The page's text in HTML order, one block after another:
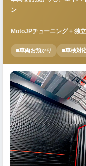
ン
MotoJPチューニング + 独
車両お預かり 車検対